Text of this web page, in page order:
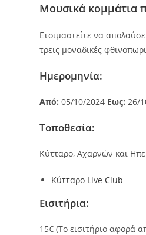
Μουσικά κομμάτια
Ετοιμαστείτε να
τρεις μοναδικές
Ημερομηνία:
Από: 05/10/2024 Εως: 26/
Τοποθεσία:
Κύτταρο, Αχαρνών και
Κύτταρο Live Club
Eισιτήρια:
15€ (Το εισιτήριο αφορά